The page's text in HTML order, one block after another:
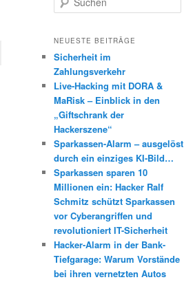
u
h
n
NEUESTE BEITRÄGE
Sicherheit im
Zahlungsverkehr
Live-Hacking mit DORA &
MaRisk – Einblick in den
„Giftschrank der
Hackerszene“
Sparkassen-Alarm – ausgelöst
durch ein einziges KI-Bild…
Sparkassen sparen 10
Millionen ein: Hacker Ralf
Schmitz schützt Sparkassen
vor Cyberangriffen und
revolutioniert IT-Sicherheit
Hacker-Alarm in der Bank-
Tiefgarage: Warum Vorstände
bei ihren vernetzten Autos